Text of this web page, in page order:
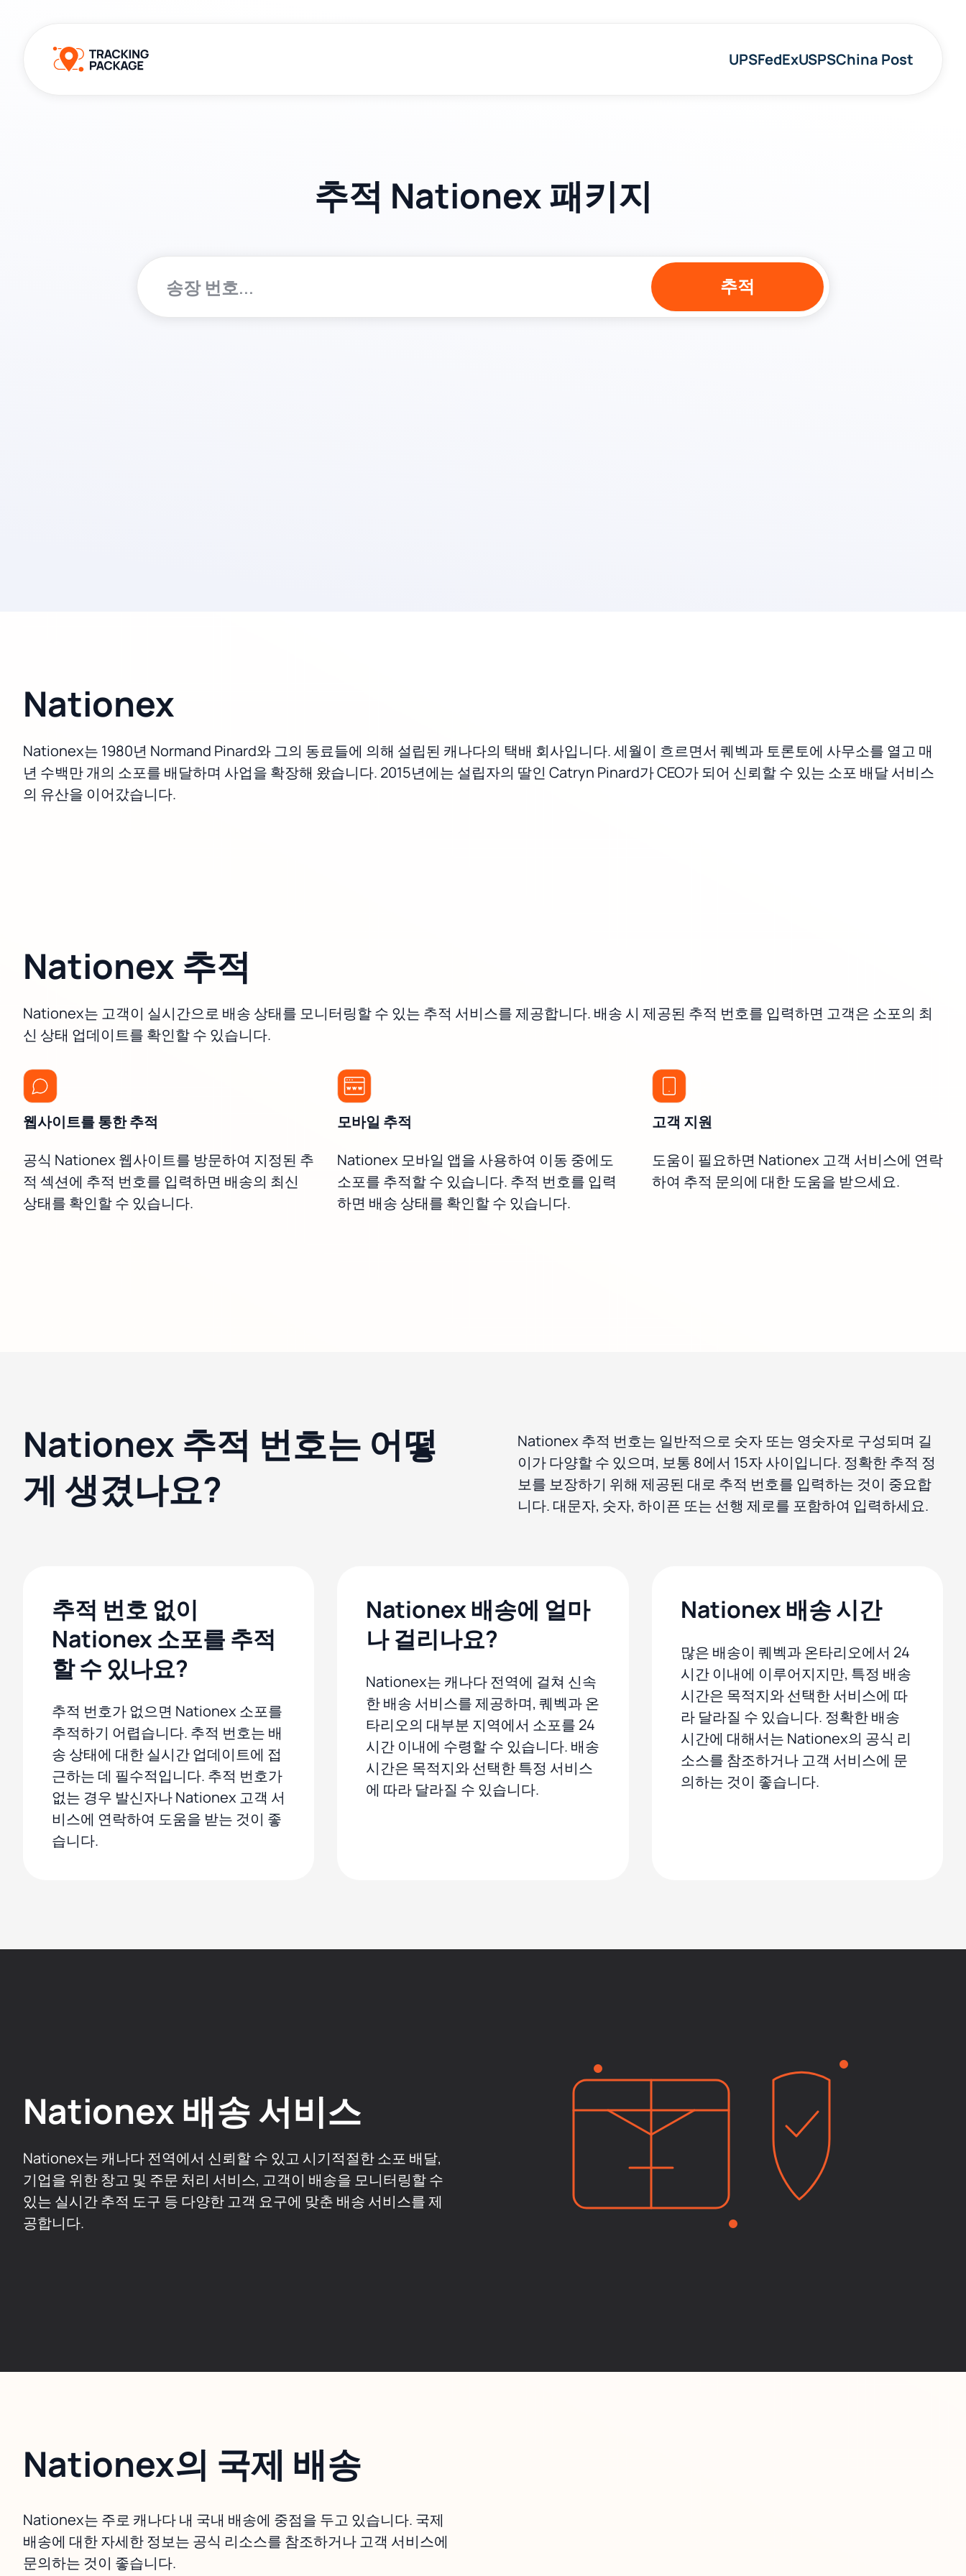
UPSFedExUSPSChina Post
추적 Nationex 패키지
추적
Nationex
Nationex는 1980년 Normand Pinard와 그의 동료들에 의해 설립된 캐나다의 택배 회사입니다. 세월이 흐르면서 퀘벡과 토론토에 사무소를 열고 매
년 수백만 개의 소포를 배달하며 사업을 확장해 왔습니다. 2015년에는 설립자의 딸인 Catryn Pinard가 CEO가 되어 신뢰할 수 있는 소포 배달 서비스
의 유산을 이어갔습니다.
Nationex 추적
Nationex는 고객이 실시간으로 배송 상태를 모니터링할 수 있는 추적 서비스를 제공합니다. 배송 시 제공된 추적 번호를 입력하면 고객은 소포의 최
신 상태 업데이트를 확인할 수 있습니다.
웹사이트를 통한 추적
공식 Nationex 웹사이트를 방문하여 지정된 추
적 섹션에 추적 번호를 입력하면 배송의 최신
상태를 확인할 수 있습니다.
모바일 추적
Nationex 모바일 앱을 사용하여 이동 중에도
소포를 추적할 수 있습니다. 추적 번호를 입력
하면 배송 상태를 확인할 수 있습니다.
고객 지원
도움이 필요하면 Nationex 고객 서비스에 연락
하여 추적 문의에 대한 도움을 받으세요.
Nationex 추적 번호는 어떻
게 생겼나요?
Nationex 추적 번호는 일반적으로 숫자 또는 영숫자로 구성되며 길
이가 다양할 수 있으며, 보통 8에서 15자 사이입니다. 정확한 추적 정
보를 보장하기 위해 제공된 대로 추적 번호를 입력하는 것이 중요합
니다. 대문자, 숫자, 하이픈 또는 선행 제로를 포함하여 입력하세요.
추적 번호 없이
Nationex 소포를 추적
할 수 있나요?
추적 번호가 없으면 Nationex 소포를
추적하기 어렵습니다. 추적 번호는 배
송 상태에 대한 실시간 업데이트에 접
근하는 데 필수적입니다. 추적 번호가
없는 경우 발신자나 Nationex 고객 서
비스에 연락하여 도움을 받는 것이 좋
습니다.
Nationex 배송에 얼마
나 걸리나요?
Nationex는 캐나다 전역에 걸쳐 신속
한 배송 서비스를 제공하며, 퀘벡과 온
타리오의 대부분 지역에서 소포를 24
시간 이내에 수령할 수 있습니다. 배송
시간은 목적지와 선택한 특정 서비스
에 따라 달라질 수 있습니다.
Nationex 배송 시간
많은 배송이 퀘벡과 온타리오에서 24
시간 이내에 이루어지지만, 특정 배송
시간은 목적지와 선택한 서비스에 따
라 달라질 수 있습니다. 정확한 배송
시간에 대해서는 Nationex의 공식 리
소스를 참조하거나 고객 서비스에 문
의하는 것이 좋습니다.
Nationex 배송 서비스
Nationex는 캐나다 전역에서 신뢰할 수 있고 시기적절한 소포 배달,
기업을 위한 창고 및 주문 처리 서비스, 고객이 배송을 모니터링할 수
있는 실시간 추적 도구 등 다양한 고객 요구에 맞춘 배송 서비스를 제
공합니다.
Nationex의 국제 배송
Nationex는 주로 캐나다 내 국내 배송에 중점을 두고 있습니다. 국제
배송에 대한 자세한 정보는 공식 리소스를 참조하거나 고객 서비스에
문의하는 것이 좋습니다.